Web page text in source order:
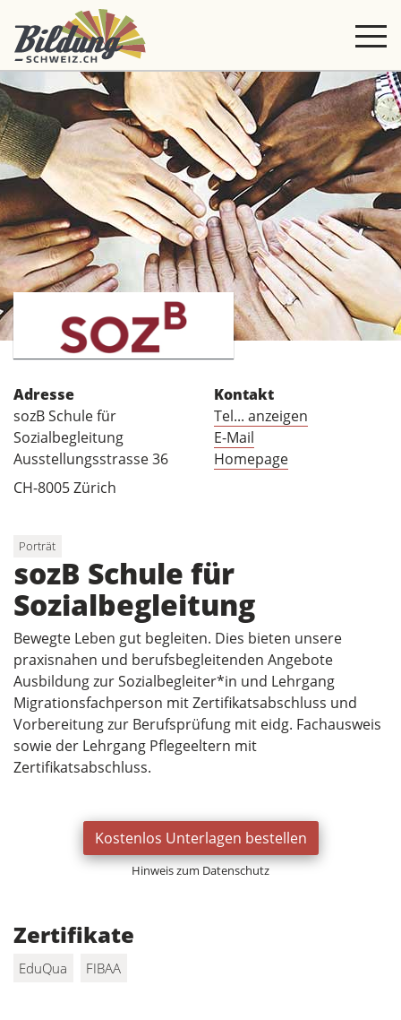
Adresse
sozB Schule für
Sozialbegleitung
Ausstellungsstrasse 36
CH-8005 Zürich
Kontakt
Tel... anzeigen
E-Mail
Homepage
Porträt
sozB Schule für
Sozialbegleitung
Bewegte Leben gut begleiten. Dies bieten unsere
praxisnahen und berufsbegleitenden Angebote
Ausbildung zur Sozialbegleiter*in und Lehrgang
Migrationsfachperson mit Zertifikatsabschluss und
Vorbereitung zur Berufsprüfung mit eidg. Fachausweis
sowie der Lehrgang Pflegeeltern mit
Zertifikatsabschluss.
Kostenlos Unterlagen bestellen
Hinweis zum Datenschutz
Zertifikate
EduQua FIBAA